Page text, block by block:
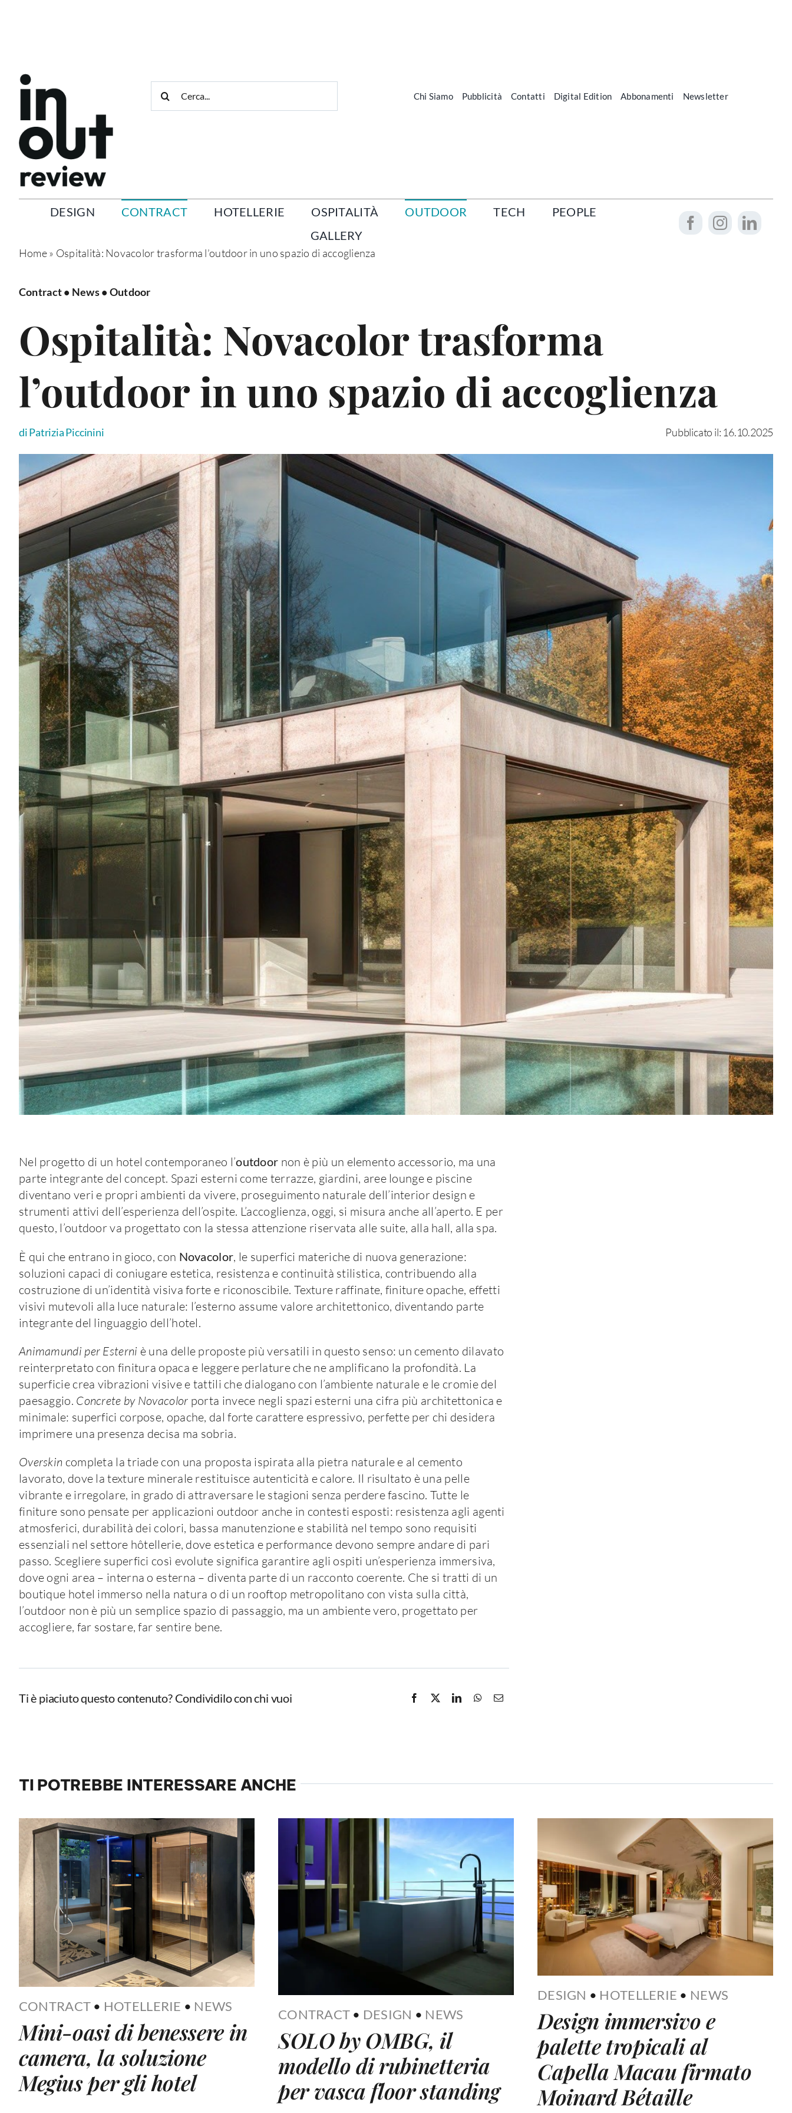
per:
Chi Siamo Pubblicità Contatti Digital Edition Abbonamenti Newsletter
DESIGN CONTRACT HOTELLERIE OSPITALITÀ OUTDOOR TECH
PEOPLE
GALLERY
Home» Ospitalità: Novacolor trasforma l’outdoor in uno spazio di accoglienza
Contract• News• Outdoor
Ospitalità: Novacolor trasforma
l’outdoor in uno spazio di accoglienza
di Patrizia Piccinini Pubblicato il: 16.10.2025
Nel progetto di un hotel contemporaneo l’outdoor non è più un elemento accessorio, ma una
parte integrante del concept. Spazi esterni come terrazze, giardini, aree lounge e piscine
diventano veri e propri ambienti da vivere, proseguimento naturale dell’interior design e
strumenti attivi dell’esperienza dell’ospite. L’accoglienza, oggi, si misura anche all’aperto. E per
questo, l’outdoor va progettato con la stessa attenzione riservata alle suite, alla hall, alla spa.
È qui che entrano in gioco, con Novacolor, le superfici materiche di nuova generazione:
soluzioni capaci di coniugare estetica, resistenza e continuità stilistica, contribuendo alla
costruzione di un’identità visiva forte e riconoscibile. Texture raffinate, finiture opache, effetti
visivi mutevoli alla luce naturale: l’esterno assume valore architettonico, diventando parte
integrante del linguaggio dell’hotel.
Animamundi per Esterni è una delle proposte più versatili in questo senso: un cemento dilavato
reinterpretato con finitura opaca e leggere perlature che ne amplificano la profondità. La
superficie crea vibrazioni visive e tattili che dialogano con l’ambiente naturale e le cromie del
paesaggio. Concrete by Novacolor porta invece negli spazi esterni una cifra più architettonica e
minimale: superfici corpose, opache, dal forte carattere espressivo, perfette per chi desidera
imprimere una presenza decisa ma sobria.
Overskin completa la triade con una proposta ispirata alla pietra naturale e al cemento
lavorato, dove la texture minerale restituisce autenticità e calore. Il risultato è una pelle
vibrante e irregolare, in grado di attraversare le stagioni senza perdere fascino. Tutte le
finiture sono pensate per applicazioni outdoor anche in contesti esposti: resistenza agli agenti
atmosferici, durabilità dei colori, bassa manutenzione e stabilità nel tempo sono requisiti
essenziali nel settore hôtellerie, dove estetica e performance devono sempre andare di pari
passo. Scegliere superfici così evolute significa garantire agli ospiti un’esperienza immersiva,
dove ogni area – interna o esterna – diventa parte di un racconto coerente. Che si tratti di un
boutique hotel immerso nella natura o di un rooftop metropolitano con vista sulla città,
l’outdoor non è più un semplice spazio di passaggio, ma un ambiente vero, progettato per
accogliere, far sostare, far sentire bene.
Ti è piaciuto questo contenuto? Condividilo con chi vuoi
TI POTREBBE INTERESSARE ANCHE
CONTRACT • HOTELLERIE • NEWS
Mini-oasi di benessere in
camera, la soluzione
Megius per gli hotel
CONTRACT • DESIGN • NEWS
SOLO by OMBG, il
modello di rubinetteria
per vasca floor standing
DESIGN • HOTELLERIE • NEWS
Design immersivo e
palette tropicali al
Capella Macau firmato
Moinard Bétaille